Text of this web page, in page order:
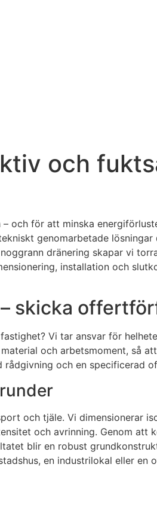
och
för att minska
genomarbetade
dränering skapar vi
installation och
skicka
Vi tar ansvar för
och arbetsmoment, så
och en specificerad
och tjäle. Vi dimensionerar
och avrinning. Genom att
blir en robust
en industrilokal eller en